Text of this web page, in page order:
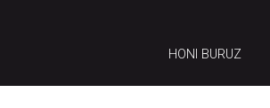
HONI BURUZ